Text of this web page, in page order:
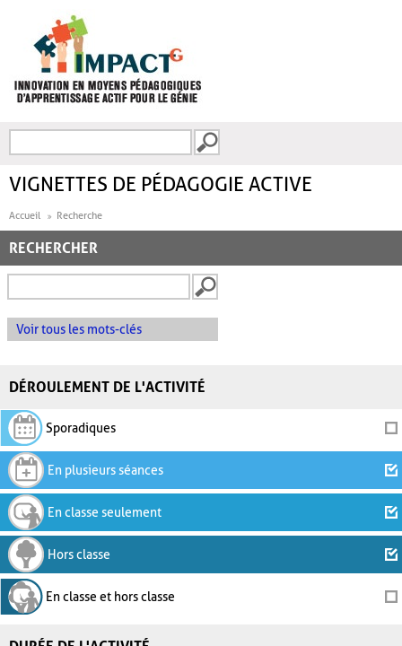
FORMULAIRE DE
VIGNETTES DE PÉDAGOGIE ACTIVE
Accueil Recherche
RECHERCHER
Voir tous les mots-clés
DÉROULEMENT DE L'ACTIVITÉ
Sporadiques
En plusieurs séances
En classe seulement
Hors classe
En classe et hors classe